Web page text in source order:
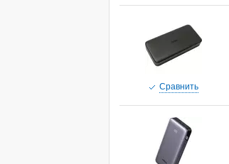
Cравнить